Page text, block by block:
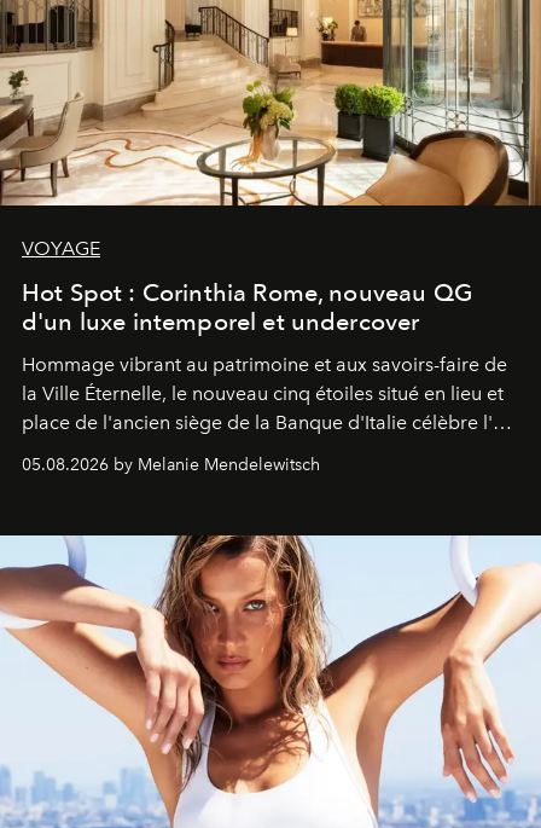
VOYAGE
Hot Spot : Corinthia Rome, nouveau QG
d'un luxe intemporel et undercover
Hommage vibrant au patrimoine et aux savoirs-faire de
la Ville Éternelle, le nouveau cinq étoiles situé en lieu et
place de l'ancien siège de la Banque d'Italie célèbre l'art
de vivre Romain dans toute son élégance intemporelle.
05.08.2026 by Melanie Mendelewitsch